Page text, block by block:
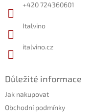
+420 724360601
Italvino
italvino.cz
Důležité informace
Jak nakupovat
Obchodní podmínky